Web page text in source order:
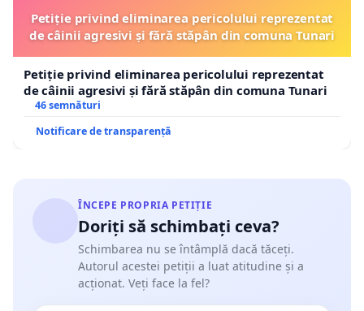
Petiție privind eliminarea pericolului reprezentat
de câinii agresivi și fără stăpân din comuna Tunari
Petiție privind eliminarea pericolului reprezentat
de câinii agresivi și fără stăpân din comuna Tunari
46 semnături
Notificare de transparență
ÎNCEPE PROPRIA PETIȚIE
Doriți să schimbați ceva?
Schimbarea nu se întâmplă dacă tăceți.
Autorul acestei petiții a luat atitudine și a
acționat. Veți face la fel?